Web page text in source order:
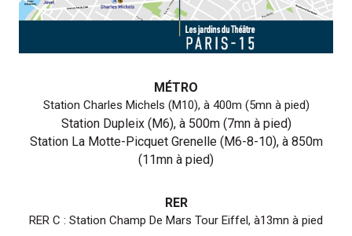
MÉTRO
Station Charles Michels (M10), à 400m (5mn à pied)
Station Dupleix (M6), à 500m (7mn à pied)
Station La Motte-Picquet Grenelle (M6-8-10), à 850m
(11mn à pied)
RER
RER C : Station Champ De Mars Tour Eiffel, à13mn à pied